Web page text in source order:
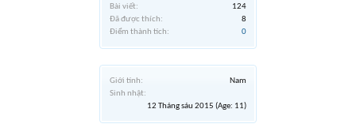
Bài viết:
124
Đã được thích:
8
Điểm thành tích:
0
Giới tính:
Nam
Sinh nhật:
12 Tháng sáu 2015 (Age: 11)